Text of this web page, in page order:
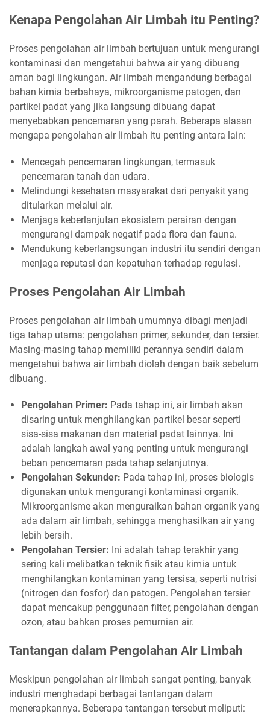
Kenapa Pengolahan Air Limbah itu Penting?
Proses pengolahan air limbah bertujuan untuk mengurangi
kontaminasi dan mengetahui bahwa air yang dibuang
aman bagi lingkungan. Air limbah mengandung berbagai
bahan kimia berbahaya, mikroorganisme patogen, dan
partikel padat yang jika langsung dibuang dapat
menyebabkan pencemaran yang parah. Beberapa alasan
mengapa pengolahan air limbah itu penting antara lain:
Mencegah pencemaran lingkungan, termasuk
pencemaran tanah dan udara.
Melindungi kesehatan masyarakat dari penyakit yang
ditularkan melalui air.
Menjaga keberlanjutan ekosistem perairan dengan
mengurangi dampak negatif pada flora dan fauna.
Mendukung keberlangsungan industri itu sendiri dengan
menjaga reputasi dan kepatuhan terhadap regulasi.
Proses Pengolahan Air Limbah
Proses pengolahan air limbah umumnya dibagi menjadi
tiga tahap utama: pengolahan primer, sekunder, dan tersier.
Masing-masing tahap memiliki perannya sendiri dalam
mengetahui bahwa air limbah diolah dengan baik sebelum
dibuang.
Pengolahan Primer: Pada tahap ini, air limbah akan
disaring untuk menghilangkan partikel besar seperti
sisa-sisa makanan dan material padat lainnya. Ini
adalah langkah awal yang penting untuk mengurangi
beban pencemaran pada tahap selanjutnya.
Pengolahan Sekunder: Pada tahap ini, proses biologis
digunakan untuk mengurangi kontaminasi organik.
Mikroorganisme akan menguraikan bahan organik yang
ada dalam air limbah, sehingga menghasilkan air yang
lebih bersih.
Pengolahan Tersier: Ini adalah tahap terakhir yang
sering kali melibatkan teknik fisik atau kimia untuk
menghilangkan kontaminan yang tersisa, seperti nutrisi
(nitrogen dan fosfor) dan patogen. Pengolahan tersier
dapat mencakup penggunaan filter, pengolahan dengan
ozon, atau bahkan proses pemurnian air.
Tantangan dalam Pengolahan Air Limbah
Meskipun pengolahan air limbah sangat penting, banyak
industri menghadapi berbagai tantangan dalam
menerapkannya. Beberapa tantangan tersebut meliputi: